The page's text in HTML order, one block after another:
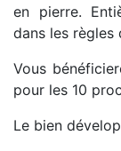
en pierre.
dans les règles
Vous
pour les 10
Le bien